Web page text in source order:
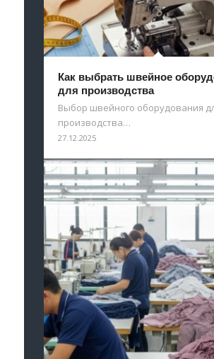
Как выбрать швейное
для производства
Выбор швейного оборудования
производства…
27.12.2025